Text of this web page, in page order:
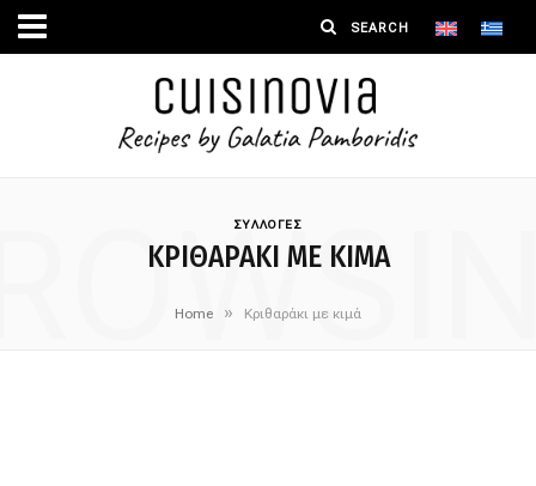
ΣΥΛΛΟΓΕΣ
ΚΡΙΘΑΡΆΚΙ ΜΕ ΚΙΜΆ
Home » Κριθαράκι με κιμά